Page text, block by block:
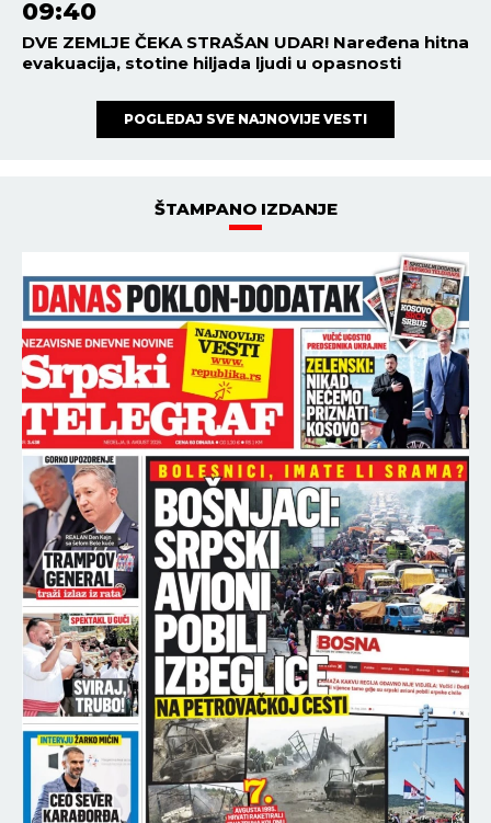
09:40
DVE ZEMLJE ČEKA STRAŠAN UDAR! Naređena hitna
evakuacija, stotine hiljada ljudi u opasnosti
POGLEDAJ SVE NAJNOVIJE VESTI
ŠTAMPANO IZDANJE